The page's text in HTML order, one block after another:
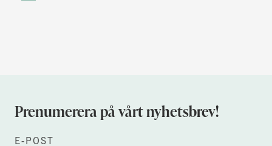
Prenumerera på vårt nyhetsbrev!
E-POST